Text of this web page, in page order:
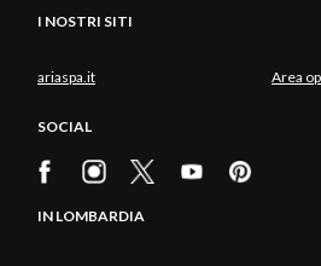
I NOSTRI SITI
ariaspa.it Area
SOCIAL
IN LOMBARDIA